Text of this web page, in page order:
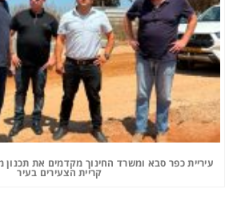
עיריית כפר סבא ומשרד החינוך מקדמים את תכנון
קריית הצעירים בעיר